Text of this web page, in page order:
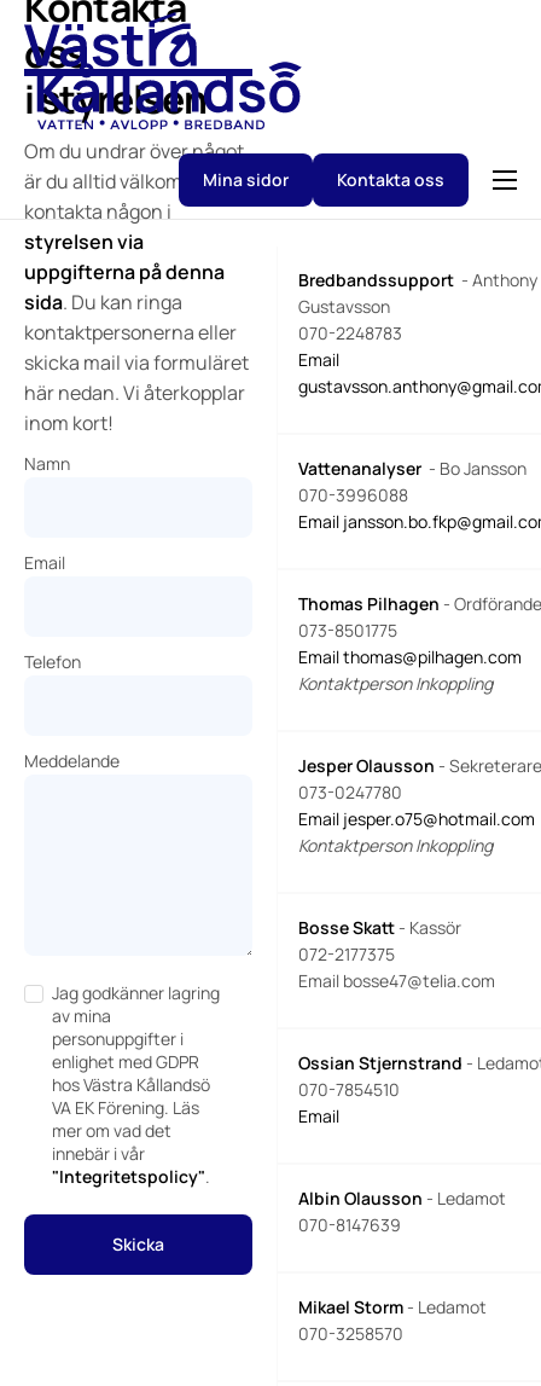
Föreningen
Tjänster
Drift & Service
Styrelse & Kontakter
Mina sidor Kontakta oss
Bredbandssupport - Anthony
Gustavsson
070-2248783
Email
Vattenanalyser - Bo Jansson
070-3996088
Email
Thomas Pilhagen -
073-8501775
Email thomas@pilhagen.com
Kontaktperson Inkoppling
Jesper Olausson -
073-0247780
Email jesper.o75@hotmail.com
Kontaktperson Inkoppling
Bosse Skatt - Kassör
072-2177375
Email bosse47@telia.com
Ossian Stjernstrand -
070-7854510
Email
Albin Olausson - Ledamot
070-8147639
Mikael Storm - Ledamot
070-3258570
oss
i styrelsen
Om du undrar över något
är du alltid välkommen att
kontakta någon i
styrelsen via
uppgifterna på denna
sida. Du kan ringa
kontaktpersonerna eller
skicka mail via formuläret
här nedan. Vi återkopplar
inom kort!
Namn
Email
Telefon
Meddelande
Jag godkänner lagring
av mina
personuppgifter i
enlighet med GDPR
hos Västra Kållandsö
VA EK Förening. Läs
mer om vad det
innebär i vår
"Integritetspolicy".